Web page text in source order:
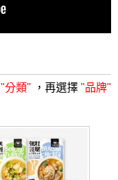
"分類" ，再選擇 "品牌"